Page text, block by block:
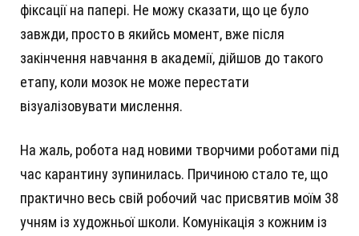
фіксації на папері. Не можу сказати, що це було
завжди, просто в якийсь момент, вже після
закінчення навчання в академії, дійшов до такого
етапу, коли мозок не може перестати
візуалізовувати мислення.
На жаль, робота над новими творчими роботами під
час карантину зупинилась. Причиною стало те, що
практично весь свій робочий час присвятив моїм 38
учням із художньої школи. Комунікація з кожним із